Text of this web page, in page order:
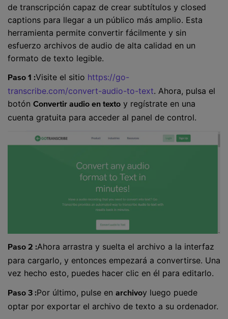
de transcripción capaz de crear subtítulos y closed
captions para llegar a un público más amplio. Esta
herramienta permite convertir fácilmente y sin
esfuerzo archivos de audio de alta calidad en un
formato de texto legible.
Paso 1 :Visite el sitio https://go-
transcribe.com/convert-audio-to-text. Ahora, pulsa el
botón Convertir audio en texto y regístrate en una
cuenta gratuita para acceder al panel de control.
Paso 2 :Ahora arrastra y suelta el archivo a la interfaz
para cargarlo, y entonces empezará a convertirse. Una
vez hecho esto, puedes hacer clic en él para editarlo.
Paso 3 :Por último, pulse en archivoy luego puede
optar por exportar el archivo de texto a su ordenador.